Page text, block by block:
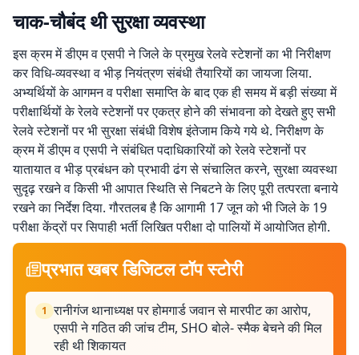
चाक-चौबंद थी सुरक्षा व्यवस्था
इस क्रम में डीएम व एसपी ने जिले के प्रमुख रेलवे स्टेशनों का भी निरीक्षण
कर विधि-व्यवस्था व भीड़ नियंत्रण संबंधी तैयारियों का जायजा लिया.
अभ्यर्थियों के आगमन व परीक्षा समाप्ति के बाद एक ही समय में बड़ी संख्या में
परीक्षार्थियों के रेलवे स्टेशनों पर एकत्र होने की संभावना को देखते हुए सभी
रेलवे स्टेशनों पर भी सुरक्षा संबंधी विशेष इंतेजाम किये गये थे. निरीक्षण के
क्रम में डीएम व एसपी ने संबंधित पदाधिकारियों को रेलवे स्टेशनों पर
यातायात व भीड़ प्रबंधन को प्रभावी ढंग से संचालित करने, सुरक्षा व्यवस्था
सुदृढ़ रखने व किसी भी आपात स्थिति से निबटने के लिए पूरी तत्परता बनाये
रखने का निर्देश दिया. गौरतलब है कि आगामी 17 जून को भी जिले के 19
परीक्षा केंद्रों पर सिपाही भर्ती लिखित परीक्षा दो पालियों में आयोजित होगी.
प्रभात खबर डिजिटल टॉप स्टोरी
1 रानीगंज थानाध्यक्ष पर होमगार्ड जवान से मारपीट का आरोप,
एसपी ने गठित की जांच टीम, SHO बोले- स्मैक बेचने की मिल
रही थी शिकायत